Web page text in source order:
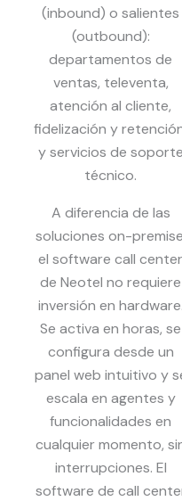
(inbound) o salientes
(outbound):
departamentos de
ventas, televenta,
atención al cliente,
fidelización y
y servicios de soporte
técnico.
A diferencia de las
soluciones on-
el software call center
de Neotel no requiere
inversión en hardware.
Se activa en horas, se
configura desde un
panel web intuitivo y
escala en agentes y
funcionalidades en
cualquier momento,
interrupciones. El
software de call